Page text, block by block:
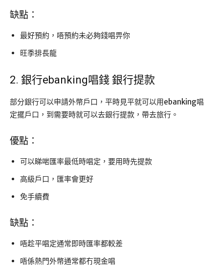
缺點：
最好預約，唔預約未必夠錢唱畀你
旺季排長龍
2. 銀行ebanking唱錢 銀行提款
部分銀行可以申請外幣戶口，平時見平就可以用ebanking唱
定擺戶口，到需要時就可以去銀行提款，帶去旅行。
優點：
可以睇啱匯率最低時唱定，要用時先提款
高級戶口，匯率會更好
免手續費
缺點：
唔趁平唱定通常即時匯率都較差
唔係熱門外幣通常都冇現金唱